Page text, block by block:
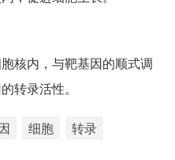
核内，与靶基因的顺式调
转录活性。
细胞 转录